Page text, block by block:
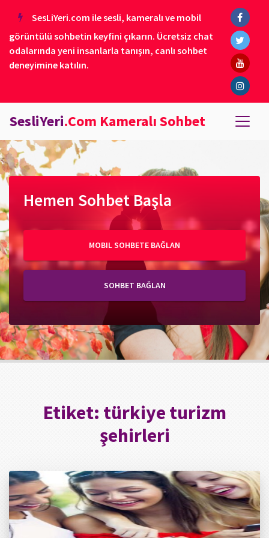
SesLiYeri.com ile sesli, kameralı ve mobil
görüntülü sohbetin keyfini çıkarın. Ücretsiz chat
odalarında yeni insanlarla tanışın, canlı sohbet
deneyimine katılın.
SesliYeri.Com Kameralı Sohbet
Hemen Sohbet Başla
MOBIL SOHBETE BAĞLAN
SOHBET BAĞLAN
Etiket: türkiye turizm
şehirleri